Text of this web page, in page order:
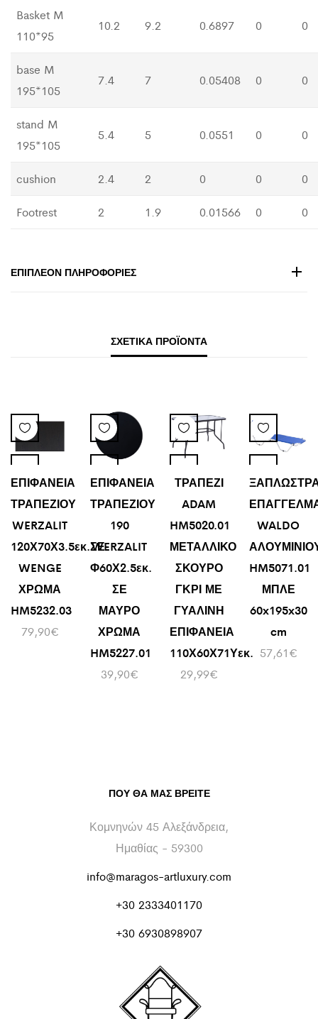
Basket M
110*95
10.2 9.2 0.6897 0 0
base M
195*105
7.4 7 0.05408 0 0
stand M
195*105
5.4 5 0.0551 0 0
cushion 2.4 2 0 0 0
Footrest 2 1.9 0.01566 0 0
ΕΠΙΠΛΈΟΝ ΠΛΗΡΟΦΟΡΊΕΣ
ΣΧΕΤΙΚΆ ΠΡΟΪΌΝΤΑ
ΕΠΙΦΑΝΕΙΑ
ΤΡΑΠΕΖΙΟΥ
WERZALIT
120Χ70Χ3.5εκ.ΣΕ
WENGE
ΧΡΩΜΑ
HM5232.03
79,90€
ΕΠΙΦΑΝΕΙΑ
ΤΡΑΠΕΖΙΟΥ
190
WERZALIT
Φ60Χ2.5εκ.
ΣΕ
ΜΑΥΡΟ
ΧΡΩΜΑ
HM5227.01
39,90€
ΤΡΑΠΕΖΙ
ADAM
HM5020.01
ΜΕΤΑΛΛΙΚΟ
ΣΚΟΥΡΟ
ΓΚΡΙ ΜΕ
ΓΥΑΛΙΝΗ
ΕΠΙΦΑΝΕΙΑ
110Χ60Χ71Υεκ.
29,99€
WALDO
HM5071.01
ΜΠΛΕ
60x195x30
cm
57,61€
ΠΟΥ ΘΑ ΜΑΣ ΒΡΕΊΤΕ
Κομνηνών 45 Αλεξάνδρεια,
Ημαθίας - 59300
info@maragos-artluxury.com
+30 2333401170
+30 6930898907